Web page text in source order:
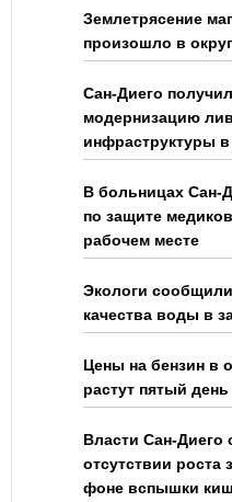
Землетрясение
произошло в
Сан-Диего
модернизацию
инфраструктуры
В больницах Сан-
по защите
рабочем месте
Экологи
качества воды в
Цены на бензин в
растут пятый
Власти Сан-
отсутствии роста
фоне вспышки